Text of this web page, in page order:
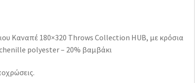
Καναπέ 180×320 Throws Collection HUB, με κρόσια
polyester – 20% βαμβάκι